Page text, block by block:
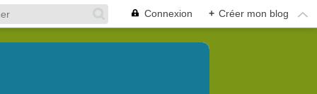
Connexion + Créer mon blog